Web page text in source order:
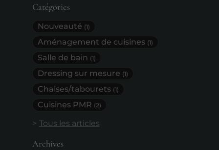
Catégories
Nouveauté (1)
Aménagement de cuisines (1)
Salle de bain (1)
Dressing sur mesure (1)
Chaises/tabourets (1)
Cuisines PMR (2)
Tous les articles
Archives